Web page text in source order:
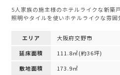
5人家族の施主様のホテルライクな新築
照明やタイルを使いホテルライクな雰
エリア
大阪府交野市
延床面積
111.8㎡(約36坪)
敷地面積
173.9㎡